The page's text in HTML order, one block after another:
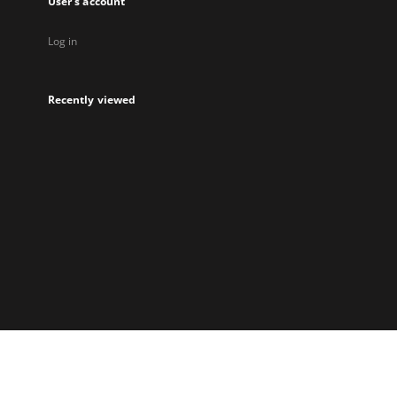
Log in
Recently viewed